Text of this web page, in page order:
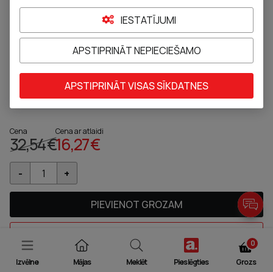
Izvēlne Mājas Meklēt Pieslēgties
0
Grozs
BIO Glucosamine Marine 1500 mg
pulveris, 60 gab.
4 Pievienot pie izlases
Cena
32,54 €
Cena ar atlaidi
16,27 €
PIEVIENOT GROZAM
JAUTĀT FARMACEITAM
IESTATĪJUMI
APSTIPRINĀT NEPIECIEŠAMO
APSTIPRINĀT VISAS SĪKDATNES